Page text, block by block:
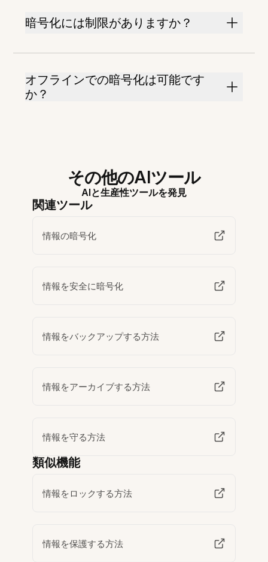
暗号化には制限がありますか？
オフラインでの暗号化は可能です
か？
その他のAIツール
AIと生産性ツールを発見
関連ツール
情報の暗号化
情報を安全に暗号化
情報をバックアップする方法
情報をアーカイブする方法
情報を守る方法
類似機能
情報をロックする方法
情報を保護する方法